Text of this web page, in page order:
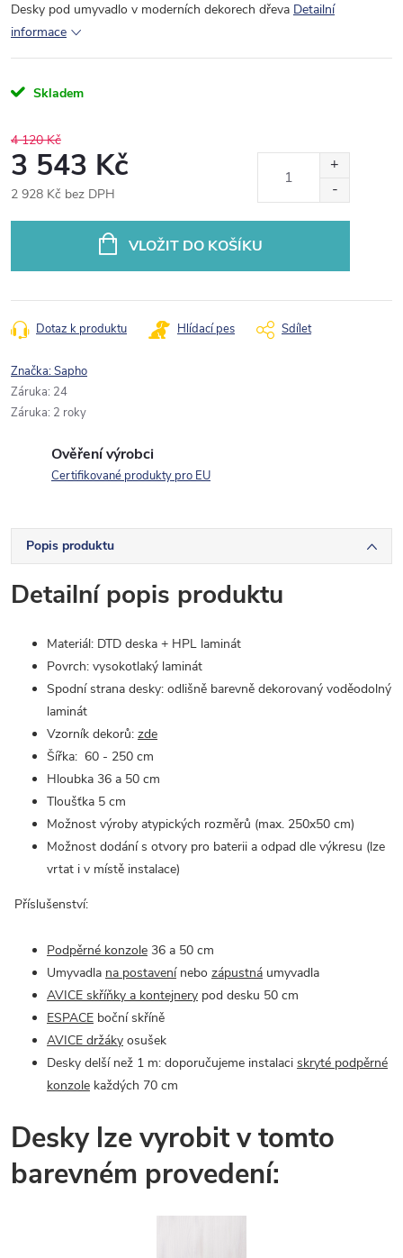
Desky pod umyvadlo v moderních dekorech dřeva Detailní
informace
Skladem
4 120 Kč
3 543 Kč
2 928 Kč bez DPH
VLOŽIT DO KOŠÍKU
Dotaz k produktu Hlídací pes Sdílet
Značka:Sapho
Záruka: 24
Záruka: 2 roky
Ověření výrobci
Certifikované produkty pro EU
Popis produktu
Detailní popis produktu
Materiál: DTD deska + HPL laminát
Povrch: vysokotlaký laminát
Spodní strana desky: odlišně barevně dekorovaný voděodolný
laminát
Vzorník dekorů: zde
Šířka: 60 - 250 cm
Hloubka 36 a 50 cm
Tloušťka 5 cm
Možnost výroby atypických rozměrů (max. 250x50 cm)
Možnost dodání s otvory pro baterii a odpad dle výkresu (lze
vrtat i v místě instalace)
Příslušenství:
Podpěrné konzole 36 a 50 cm
Umyvadla na postavenínebo zápustná umyvadla
AVICE skříňky a kontejnery pod desku 50 cm
ESPACE boční skříně
AVICE držáky osušek
Desky delší než 1 m: doporučujeme instalaci skryté podpěrné
konzole každých 70 cm
Desky lze vyrobit v tomto
barevném provedení: